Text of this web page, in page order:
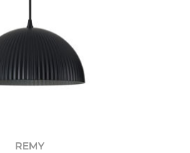
REMY